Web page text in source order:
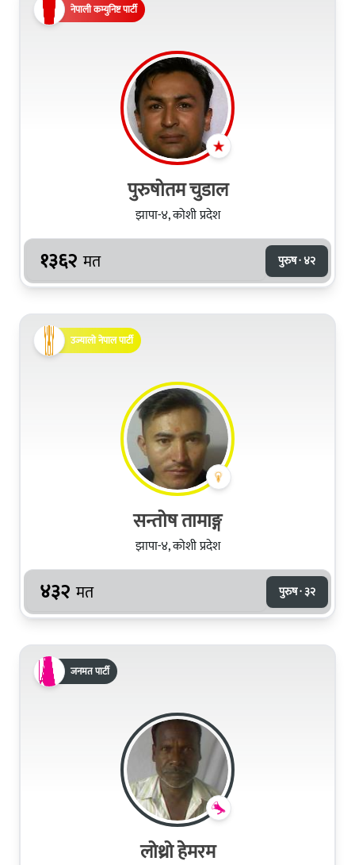
नेपाली कम्युनिष्ट पार्टी
पुरुषोतम चुडाल
झापा-४, कोशी प्रदेश
१३६२ मत पुरुष · ४२
उज्यालो नेपाल पार्टी
सन्तोष तामाङ्ग
झापा-४, कोशी प्रदेश
४३२ मत पुरुष · ३२
जनमत पार्टी
लोथ्रो हेमरम